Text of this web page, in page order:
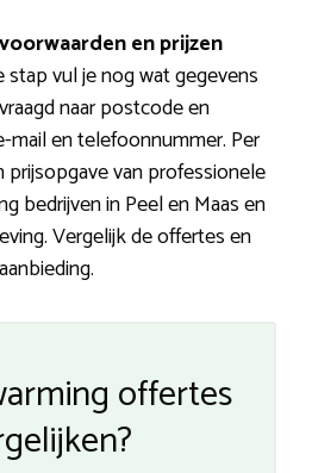
en prijzen
stap vul je nog wat gegevens
naar postcode en
mail en telefoonnummer. Per
prijsopgave van professionele
bedrijven in Peel en Maas en
Vergelijk de offertes en
offertes